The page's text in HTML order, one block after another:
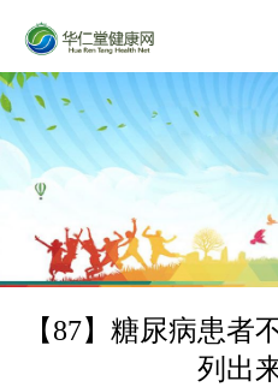
首 页
走进华仁堂
连锁加盟
案例分享
【87】糖尿病患者
列出